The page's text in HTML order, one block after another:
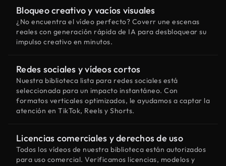
Bloqueo creativo y vacíos visuales
¿No encuentra el vídeo perfecto? Coverr une escenas
reales con generación rápida de IA para desbloquear su
impulso creativo en minutos.
Redes sociales y vídeos cortos
Nuestra biblioteca lista para redes sociales está
seleccionada para un impacto instantáneo. Con
formatos verticales optimizados, le ayudamos a captar la
atención en TikTok, Reels y Shorts.
Licencias comerciales y derechos de uso
Todos los vídeos de nuestra biblioteca están autorizados
para uso comercial. Verificamos licencias, modelos y